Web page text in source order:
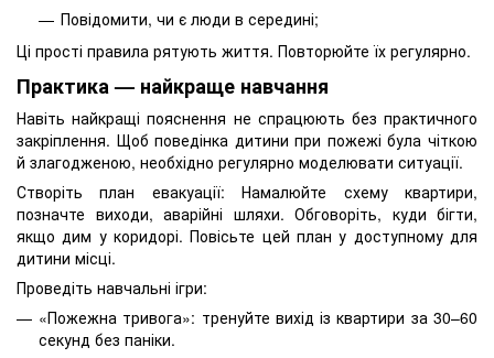
Повідомити, чи є люди в середині;
Ці прості правила рятують життя. Повторюйте їх регулярно.
Практика — найкраще навчання
Навіть найкращі пояснення не спрацюють без практичного
закріплення. Щоб поведінка дитини при пожежі була чіткою
й злагодженою, необхідно регулярно моделювати ситуації.
Створіть план евакуації: Намалюйте схему квартири,
позначте виходи, аварійні шляхи. Обговоріть, куди бігти,
якщо дим у коридорі. Повісьте цей план у доступному для
дитини місці.
Проведіть навчальні ігри:
«Пожежна тривога»: тренуйте вихід із квартири за 30–60
секунд без паніки.